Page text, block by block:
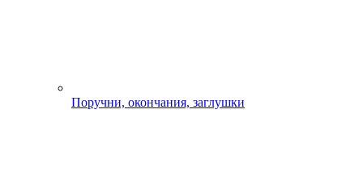
Поручни, окончания, заглушки